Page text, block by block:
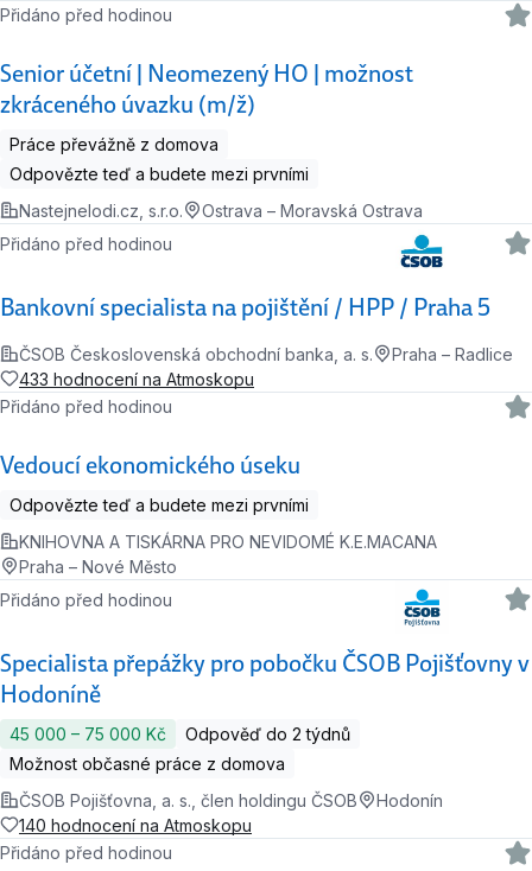
Senior účetní | Neomezený HO | možnost
zkráceného úvazku (m/ž)
Přidáno před hodinou
Práce převážně z domova
Odpovězte teď a budete mezi prvními
Nastejnelodi.cz, s.r.o.
Ostrava – Moravská Ostrava
Bankovní specialista na pojištění / HPP / Praha 5
Přidáno před hodinou
ČSOB Československá obchodní banka, a. s.
Praha – Radlice
433 hodnocení na Atmoskopu
Vedoucí ekonomického úseku
Přidáno před hodinou
Odpovězte teď a budete mezi prvními
KNIHOVNA A TISKÁRNA PRO NEVIDOMÉ K.E.MACANA
Praha – Nové Město
Specialista přepážky pro pobočku ČSOB Pojišťovny v
Hodoníně
Přidáno před hodinou
45 000 ‍–‍ 75 000 Kč
Odpověď do 2 týdnů
Možnost občasné práce z domova
ČSOB Pojišťovna, a. s., člen holdingu ČSOB
Hodonín
140 hodnocení na Atmoskopu
Přidáno před hodinou